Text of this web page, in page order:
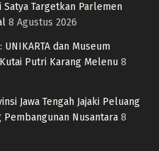
Satya Targetkan Parlemen
8 Agustus 2026
dan Museum
Putri Karang Melenu 8
Jawa Tengah Jajaki Peluang
Nusantara 8